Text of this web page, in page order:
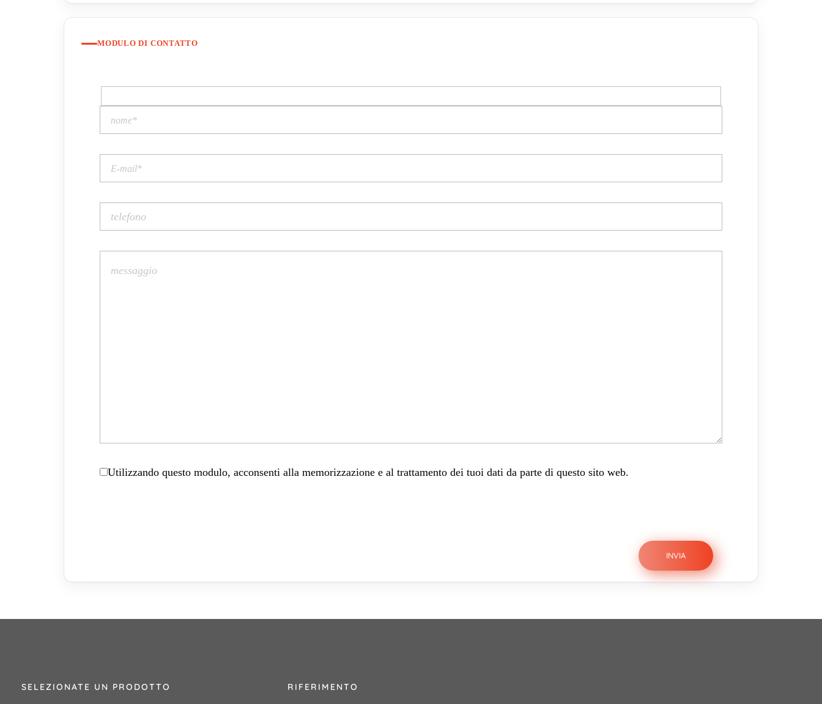
MODULO DI CONTATTO
Utilizzando questo modulo, acconsenti alla memorizzazione e al trattamento dei tuoi dati da parte di questo sito web.
SELEZIONATE UN PRODOTTO RIFERIMENTO